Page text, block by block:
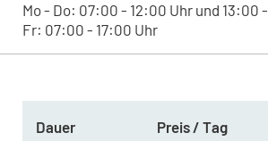
Mo - Do: 07:00 - 12:00 Uhr und 13:00
Fr: 07:00 - 17:00 Uhr
Dauer Preis / Tag